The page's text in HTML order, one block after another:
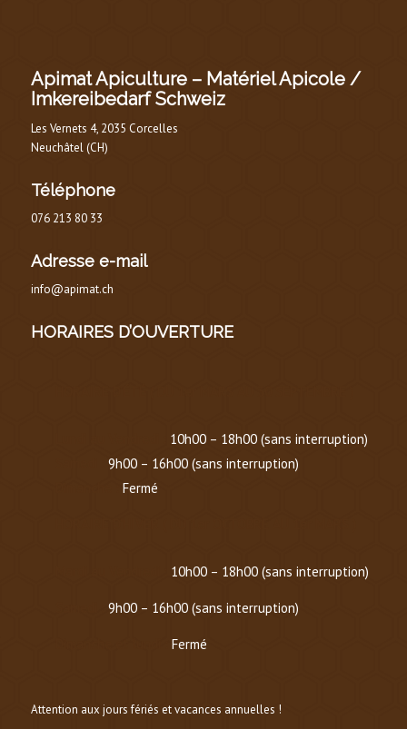
Apimat Apiculture – Matériel Apicole /
Imkereibedarf Schweiz
Les Vernets 4, 2035 Corcelles
Neuchâtel (CH)
Téléphone
076 213 80 33
Adresse e-mail
info@apimat.ch
HORAIRES D’OUVERTURE
10h00 – 18h00 (sans interruption)
9h00 – 16h00 (sans interruption)
Fermé
10h00 – 18h00 (sans interruption)
9h00 – 16h00 (sans interruption)
Fermé
Attention aux jours fériés et vacances annuelles !